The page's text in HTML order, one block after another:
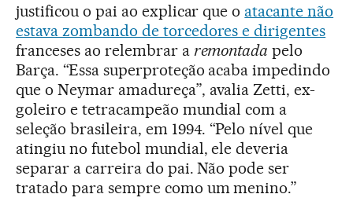
justificou o pai ao explicar que o atacante não
estava zombando de torcedores e dirigentes
franceses ao relembrar a remontada pelo
Barça. “Essa superproteção acaba impedindo
que o Neymar amadureça”, avalia Zetti, ex-
goleiro e tetracampeão mundial com a
seleção brasileira, em 1994. “Pelo nível que
atingiu no futebol mundial, ele deveria
separar a carreira do pai. Não pode ser
tratado para sempre como um menino.”